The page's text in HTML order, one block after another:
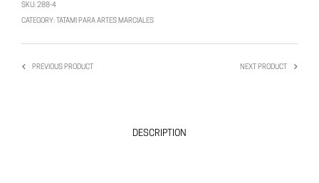
SKU:288-4
CATEGORY: TATAMI PARA ARTES MARCIALES
PREVIOUS PRODUCT NEXT PRODUCT
DESCRIPTION